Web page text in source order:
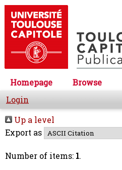
Homepage Browse
Login
Up a level
Export as
Number of items: 1.